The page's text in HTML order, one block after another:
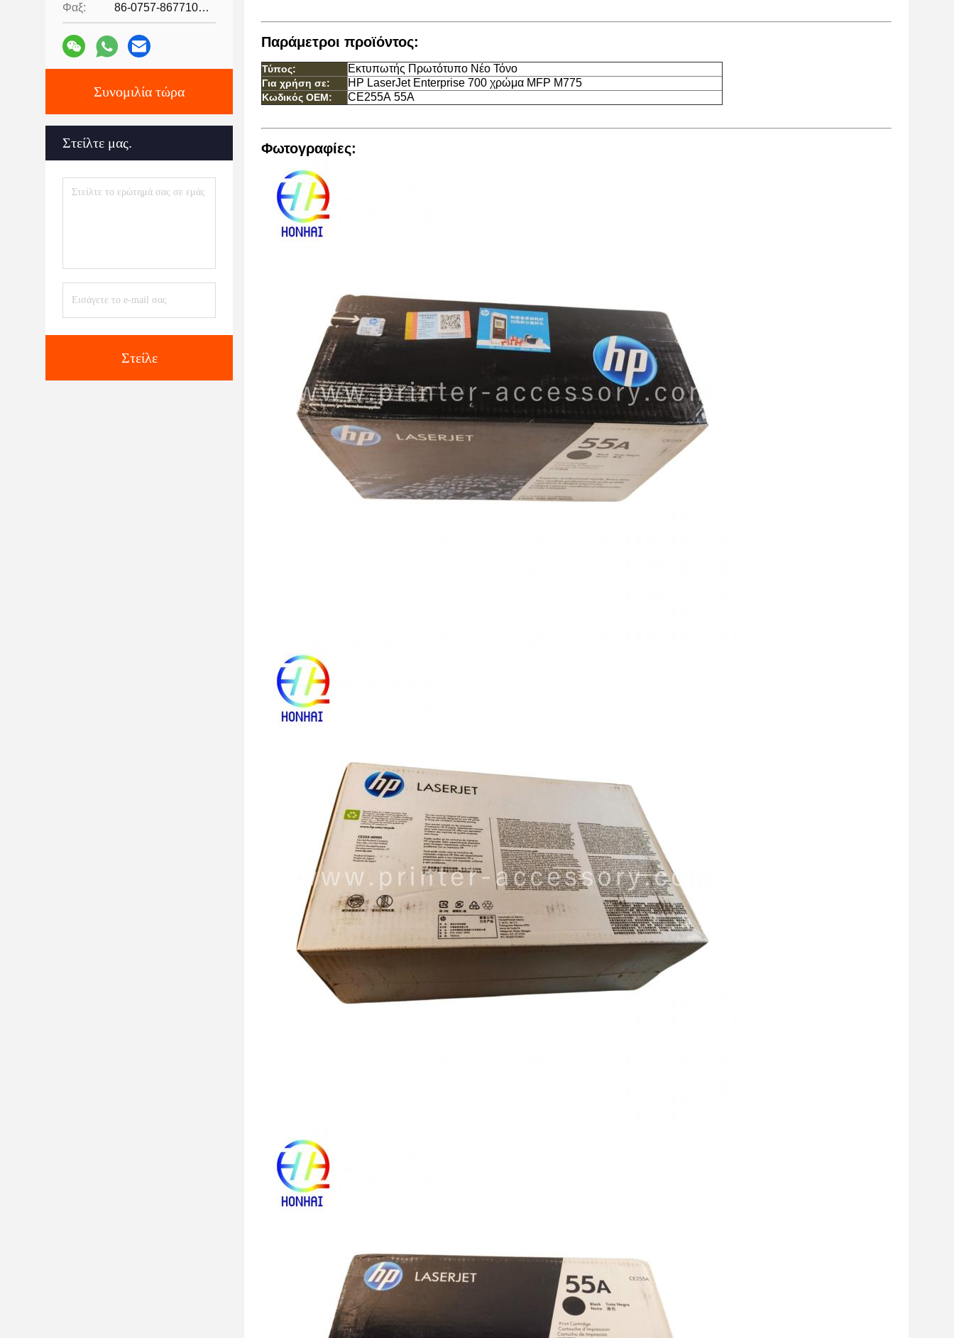
Φαξ: 86-0757-86771039
Συνομιλία τώρα
Στείλτε μας.
Στείλε
Παράμετροι προϊόντος:
Τύπος: Εκτυπωτής Πρωτότυπο Νέο Τόνο
Για χρήση σε: HP LaserJet Enterprise 700 χρώμα MFP M775
Κωδικός OEM: CE255Α 55Α
Φωτογραφίες: